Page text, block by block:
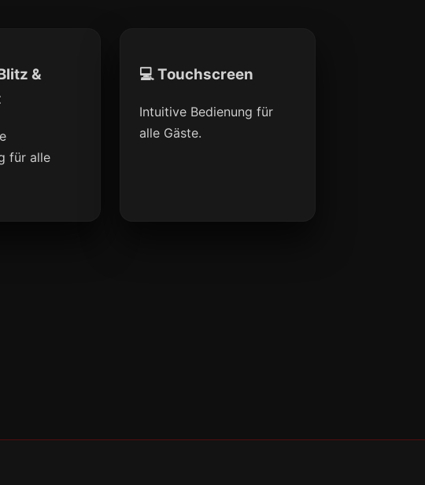
&
für alle
💻 Touchscreen
Intuitive Bedienung für
alle Gäste.